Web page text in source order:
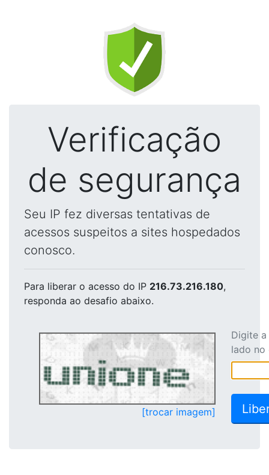
Verificação
de segurança
Seu IP fez diversas tentativas de
acessos suspeitos a sites hospedados
conosco.
Para liberar o acesso do IP 216.73.216.180,
responda ao desafio abaixo.
[trocar imagem]
Digite
lado no